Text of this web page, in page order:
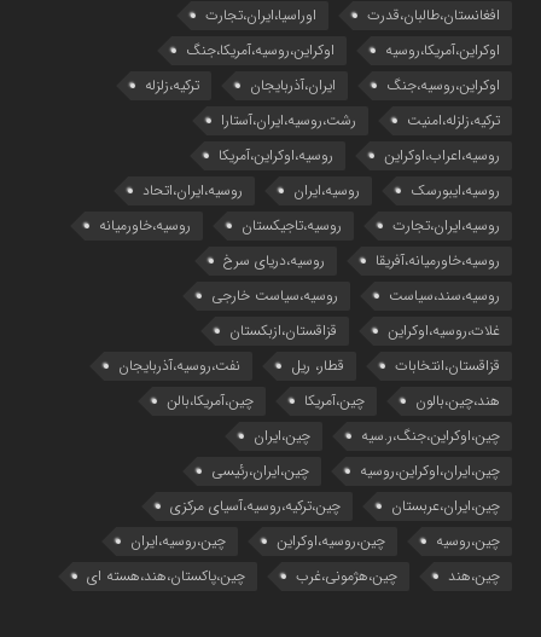
افغانستان،طالبان،قدرت
اوراسیا،ایران،تجارت
اوکراین،آمریکا،روسیه
اوکراین،روسیه،آمریکا،جنگ
اوکراین،روسیه،جنگ
ایران،آذربایجان
ترکیه،زلزله
ترکیه،زلزله،امنیت
رشت،روسیه،ایران،آستارا
روسیه،اعراب،اوکراین
روسیه،اوکراین،آمریکا
روسیه،ایبورسک
روسیه،ایران
روسیه،ایران،اتحاد
روسیه،ایران،تجارت
روسیه،تاجیکستان
روسیه،خاورمیانه
روسیه،خاورمیانه،آفریقا
روسیه،دریای سرخ
روسیه،سند،سیاست
روسیه،سیاست خارجی
غلات،روسیه،اوکراین
قزاقستان،ازبکستان
قزاقستان،انتخابات
قطار، ریل
نفت،روسیه،آذربایجان
هند،چین،بالون
چین،آمریکا
چین،آمریکا،بالن
چین،اوکراین،جنگ،ر.سیه
چین،ایران
چین،ایران،اوکراین،روسیه
چین،ایران،رئیسی
چین،ایران،عربستان
چین،ترکیه،روسیه،آسیای مرکزی
چین،روسیه
چین،روسیه،اوکراین
چین،روسیه،ایران
چین،هند
چین،هژمونی،غرب چین،پاکستان،هند،هسته ای